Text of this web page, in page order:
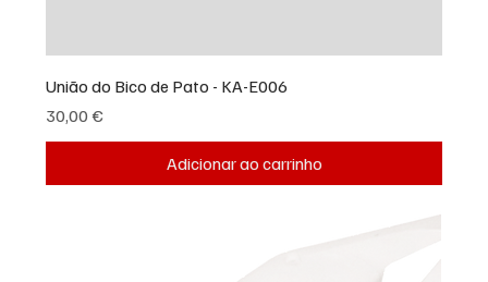
União do Bico de Pato - KA-E006
Preço
30,00 €
Adicionar ao carrinho